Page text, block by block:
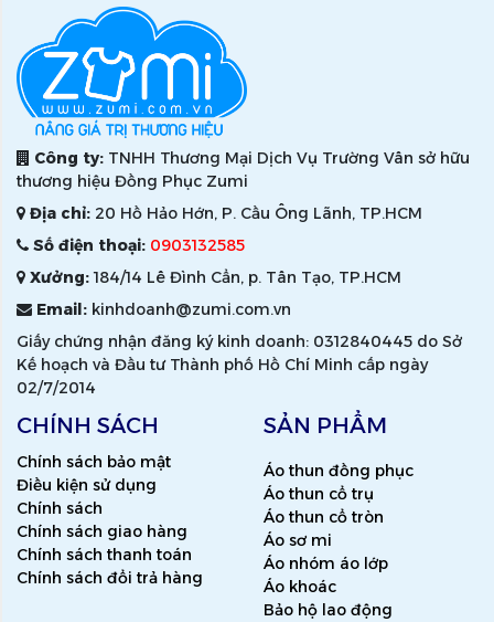
Công ty: TNHH Thương Mại Dịch Vụ Trường Vân sở hữu
thương hiệu Đồng Phục Zumi
Địa chỉ: 20 Hồ Hảo Hớn, P. Cầu Ông Lãnh, TP.HCM
Số điện thoại: 0903132585
Xưởng:184/14 Lê Đình Cẩn, p. Tân Tạo, TP.HCM
Email: kinhdoanh@zumi.com.vn
Giấy chứng nhận đăng ký kinh doanh: 0312840445 do Sở
Kế hoạch và Đầu tư Thành phố Hồ Chí Minh cấp ngày
02/7/2014
CHÍNH SÁCH
Chính sách bảo mật
Điều kiện sử dụng
Chính sách
Chính sách giao hàng
Chính sách thanh toán
Chính sách đổi trả hàng
SẢN PHẨM
Áo thun đồng phục
Áo thun cổ trụ
Áo thun cổ tròn
Áo sơ mi
Áo nhóm áo lớp
Áo khoác
Bảo hộ lao động